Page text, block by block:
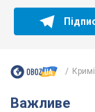
Важливе